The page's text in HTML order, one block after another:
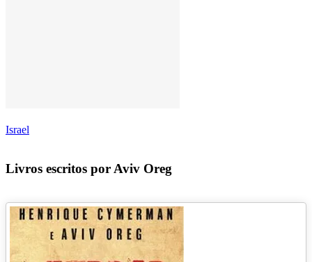
Israel
Livros escritos por Aviv Oreg